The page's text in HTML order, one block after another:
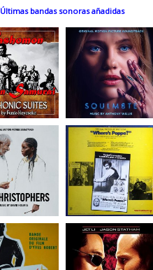
Últimas bandas sonoras añadidas